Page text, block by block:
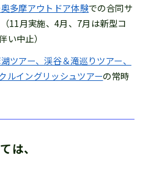
多摩アウトドア体験での合同サ
11月実施、4月、7月は新型コ
い中止）
ツアー、渓谷＆滝巡りツアー、
ルイングリッシュツアーの常時
は、